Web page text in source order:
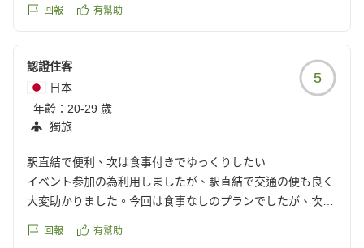
回報 有幫助
認證住客
日本
年齡： 20-29 歲
獨旅
5
駅直結で便利、次は食事付きでゆっくりしたい
イベント参加の為利用しましたが、駅直結で交通の便も良く
大変助かりました。今回は食事なしのプランでしたが、次に
思います。
回報 有幫助